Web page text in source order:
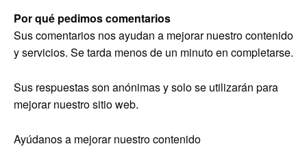
Por qué pedimos comentarios
Sus comentarios nos ayudan a mejorar nuestro contenido
y servicios. Se tarda menos de un minuto en completarse.
Sus respuestas son anónimas y solo se utilizarán para
mejorar nuestro sitio web.
Ayúdanos a mejorar nuestro contenido